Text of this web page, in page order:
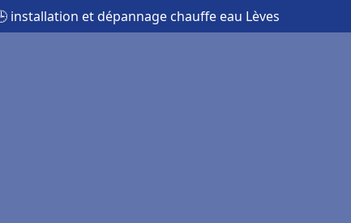
installation et dépannage chauffe eau Lèves